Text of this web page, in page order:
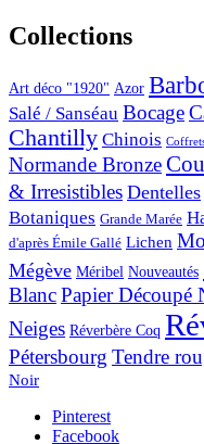
Collections
Art déco "1920" Azor
Salé / Sanséau Bocage
Chantilly Chinois
Normande Bronze
& Irresistibles Dentelles
Botaniques Grande Marée
d'après Émile Gallé Lichen
Mégève Méribel Nouveautés
BlancPapier Découpé
Neiges Réverbère Coq
Pétersbourg Tendre
Noir
Pinterest
Facebook